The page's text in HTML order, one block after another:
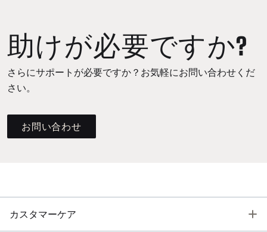
助けが必要ですか?
さらにサポートが必要ですか？お気軽にお問い合わせくだ
さい。
お問い合わせ
カスタマーケア